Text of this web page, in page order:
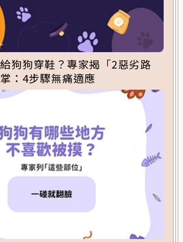
狗狗穿鞋？專家揭「2惡劣路
：4步驟無痛適應